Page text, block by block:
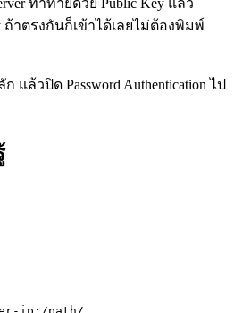
ท้าทายด้วย Public Key แล้ว
ถ้าตรงกันก็เข้าได้เลยไม่ต้องพิมพ์
แล้วปิด Password Authentication ไป